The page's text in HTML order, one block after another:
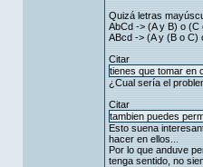
Quizá letras
AbCd -> (A y B) o (C
ABcd -> (A y (B o C)
Citar
tienes que tomar en
¿Cual sería el
Citar
tambien puedes
Esto suena
hacer en ellos...
Por lo que anduve
tenga sentido, no